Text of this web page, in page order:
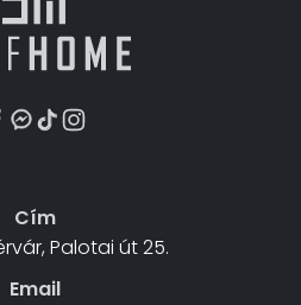
Cím
Palotai út 25.
Email